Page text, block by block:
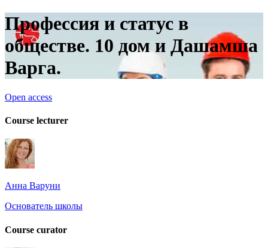
Профессия и статус в
обществе. 10 дом и Дашамша
Варга.
Open access
Course lecturer
Анна Варуни
Основатель школы
Course curator